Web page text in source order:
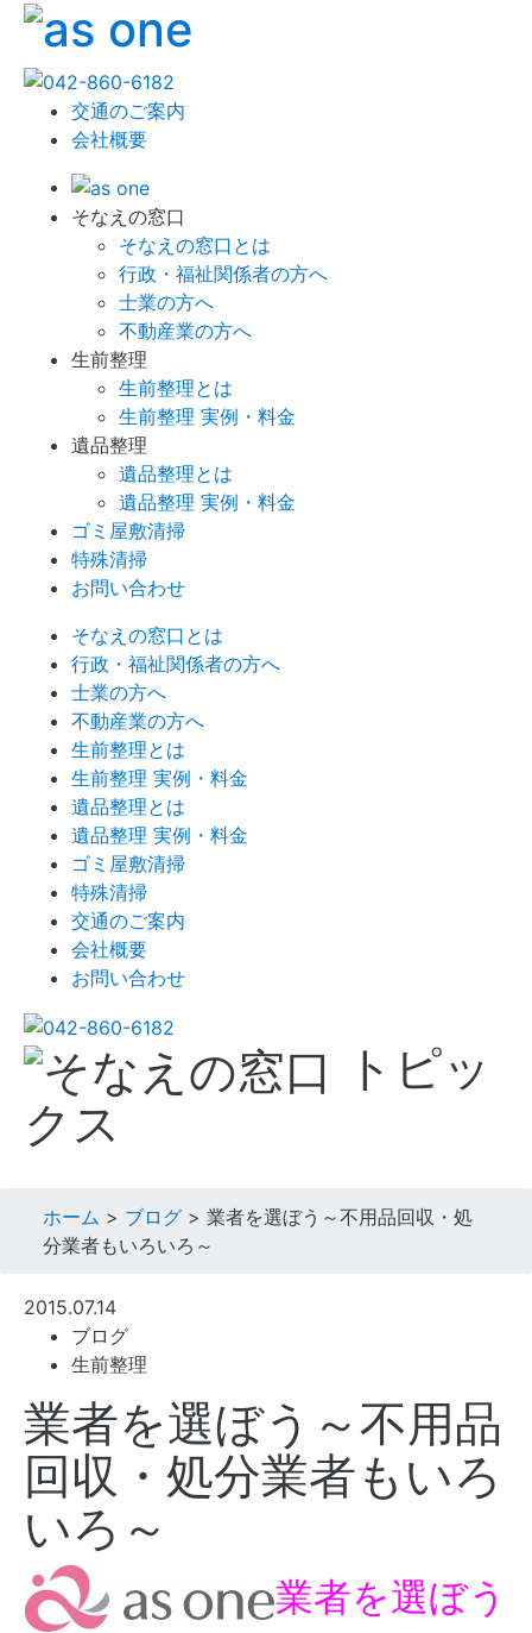
交通のご案内
会社概要
そなえの窓口
そなえの窓口とは
行政・福祉関係者の方へ
士業の方へ
不動産業の方へ
生前整理
生前整理とは
生前整理 実例・料金
遺品整理
遺品整理とは
遺品整理 実例・料金
ゴミ屋敷清掃
特殊清掃
お問い合わせ
そなえの窓口とは
行政・福祉関係者の方へ
士業の方へ
不動産業の方へ
生前整理とは
生前整理 実例・料金
遺品整理とは
遺品整理 実例・料金
ゴミ屋敷清掃
特殊清掃
交通のご案内
会社概要
お問い合わせ
トピッ
クス
ホーム > ブログ > 業者を選ぼう～不用品回収・処
分業者もいろいろ～
2015.07.14
ブログ
生前整理
業者を選ぼう～不用品
回収・処分業者もいろ
いろ～
業者を選ぼう